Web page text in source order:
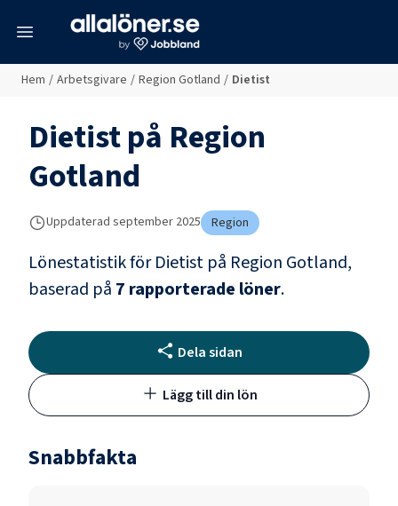
Hem / Arbetsgivare / Region Gotland / Dietist
Dietistpå Region
Gotland
Uppdaterad september 2025 Region
Lönestatistik förDietist på Region Gotland,
baserad på 7 rapporterade löner.
Dela sidan
Lägg till din lön
Snabbfakta